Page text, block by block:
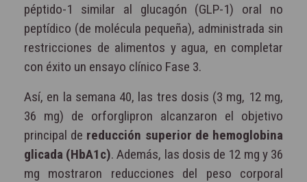
péptido-1 similar al glucagón (GLP-1) oral no
peptídico (de molécula pequeña), administrada sin
restricciones de alimentos y agua, en completar
con éxito un ensayo clínico Fase 3.
Así, en la semana 40, las tres dosis (3 mg, 12 mg,
36 mg) de orforglipron alcanzaron el objetivo
principal de reducción superior de hemoglobina
glicada (HbA1c). Además, las dosis de 12 mg y 36
mg mostraron reducciones del peso corporal